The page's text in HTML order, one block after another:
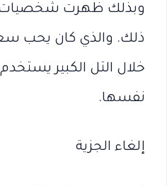
وبذلك ظهرت شخصيات
ذلك. والذي كان يحب
خلال التل الكبير
نفسها.
إلغاء الجزية